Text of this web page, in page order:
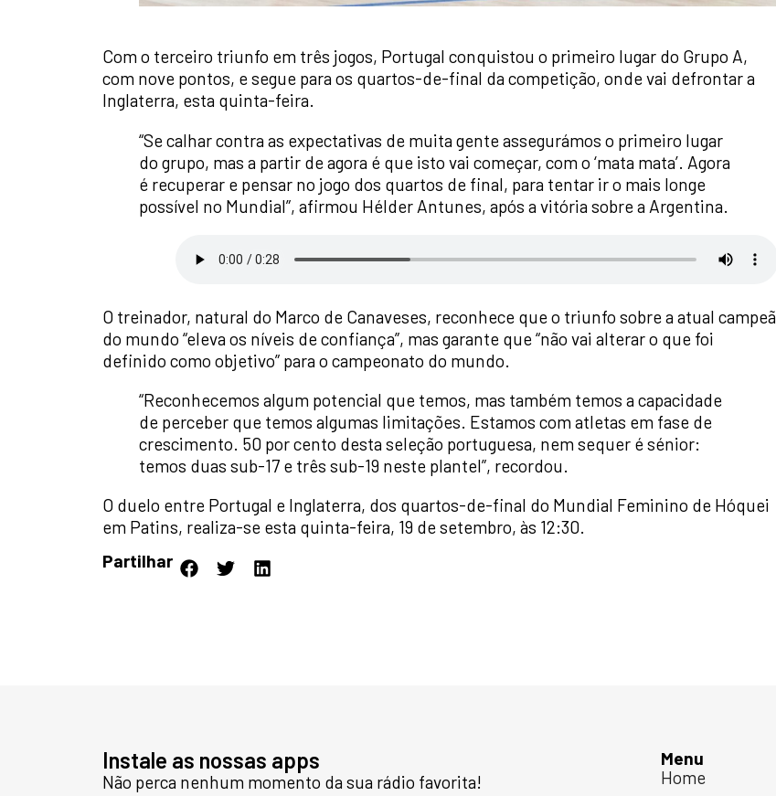
Com o terceiro triunfo em três jogos, Portugal conquistou o primeiro lugar do Grupo A,
com nove pontos, e segue para os quartos-de-final da competição, onde vai defrontar a
Inglaterra, esta quinta-feira.
“Se calhar contra as expectativas de muita gente assegurámos o primeiro lugar
do grupo, mas a partir de agora é que isto vai começar, com o ‘mata mata’. Agora
é recuperar e pensar no jogo dos quartos de final, para tentar ir o mais longe
possível no Mundial”, afirmou Hélder Antunes, após a vitória sobre a Argentina.
O treinador, natural do Marco de Canaveses, reconhece que o triunfo sobre a atual campeã
do mundo “eleva os níveis de confiança”, mas garante que “não vai alterar o que foi
definido como objetivo” para o campeonato do mundo.
“Reconhecemos algum potencial que temos, mas também temos a capacidade
de perceber que temos algumas limitações. Estamos com atletas em fase de
crescimento. 50 por cento desta seleção portuguesa, nem sequer é sénior:
temos duas sub-17 e três sub-19 neste plantel”, recordou.
O duelo entre Portugal e Inglaterra, dos quartos-de-final do Mundial Feminino de Hóquei
em Patins, realiza-se esta quinta-feira, 19 de setembro, às 12:30.
Partilhar
Instale as nossas apps
Não perca nenhum momento da sua rádio favorita!
Menu
Home